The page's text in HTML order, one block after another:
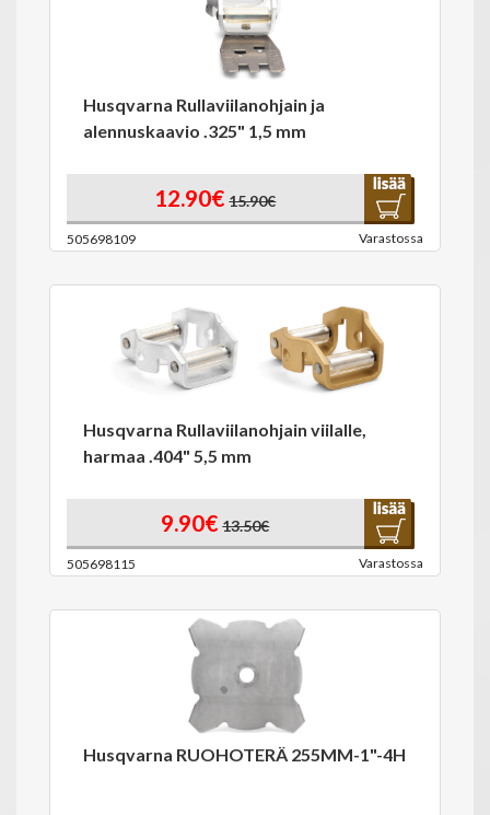
Husqvarna Rullaviilanohjain ja
alennuskaavio .325" 1,5 mm
12.90€ 15.90€
505698109 Varastossa
Husqvarna Rullaviilanohjain viilalle,
harmaa .404" 5,5 mm
9.90€ 13.50€
505698115 Varastossa
Husqvarna RUOHOTERÄ 255MM-1"-4H